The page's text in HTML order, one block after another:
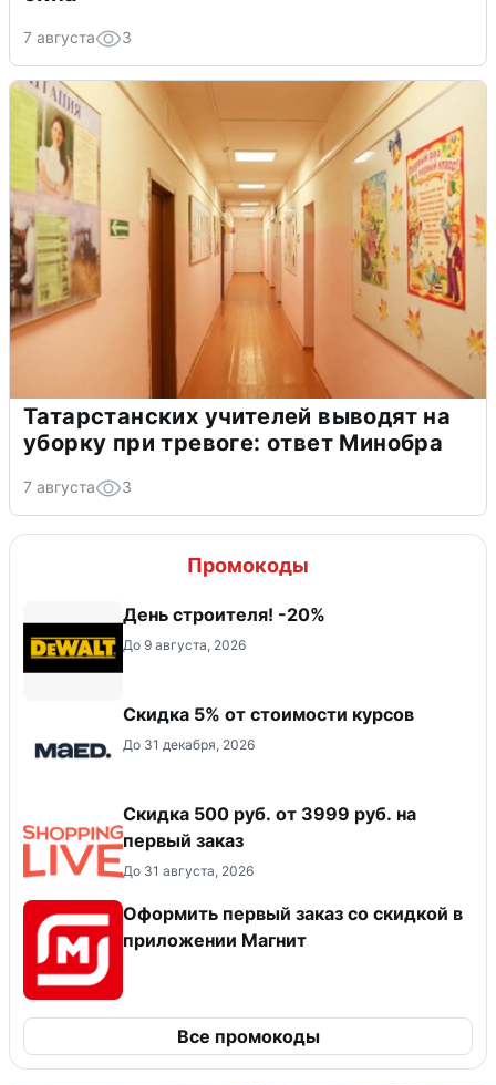
7 августа 3
Татарстанских учителей выводят на
уборку при тревоге: ответ Минобра
7 августа 3
Промокоды
День строителя! -20%
До 9 августа, 2026
Скидка 5% от стоимости курсов
До 31 декабря, 2026
Скидка 500 руб. от 3999 руб. на
первый заказ
До 31 августа, 2026
Оформить первый заказ со скидкой в
приложении Магнит
Все промокоды